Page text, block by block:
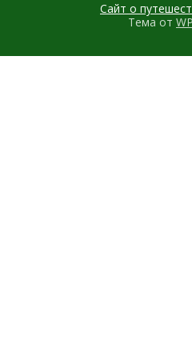
Сайт о
Тема от